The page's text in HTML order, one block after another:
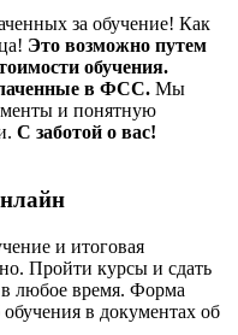
за обучение! Как
Это возможно путем
обучения.
в ФСС. Мы
и понятную
С заботой о вас!
и итоговая
Пройти курсы и сдать
в любое время. Форма
в документах об